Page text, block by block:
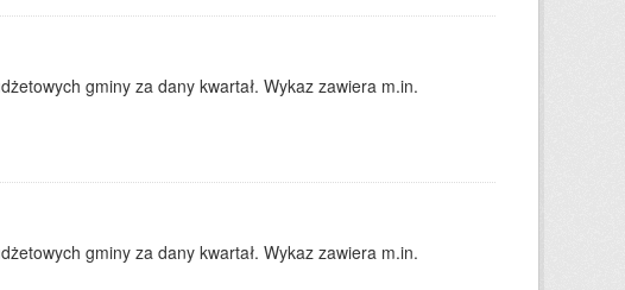
gminy za dany kwartał. Wykaz zawiera m.in.
gminy za dany kwartał. Wykaz zawiera m.in.